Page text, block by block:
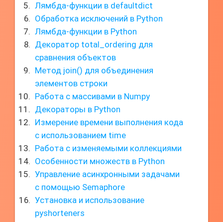
Лямбда-функции в defaultdict
Обработка исключений в Python
Лямбда-функции в Python
Декоратор total_ordering для
сравнения объектов
Метод join() для объединения
элементов строки
Работа с массивами в Numpy
Декораторы в Python
Измерение времени выполнения кода
с использованием time
Работа с изменяемыми коллекциями
Особенности множеств в Python
Управление асинхронными задачами
с помощью Semaphore
Установка и использование
pyshorteners